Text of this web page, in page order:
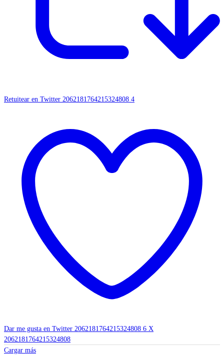
Retuitear en Twitter 2062181764215324808 4
Dar me gusta en Twitter 2062181764215324808 6 X
2062181764215324808
Cargar más